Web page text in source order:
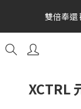
雙倍奉還
雙倍奉還
全館消費滿額
金幣
雙倍奉
XCTRL